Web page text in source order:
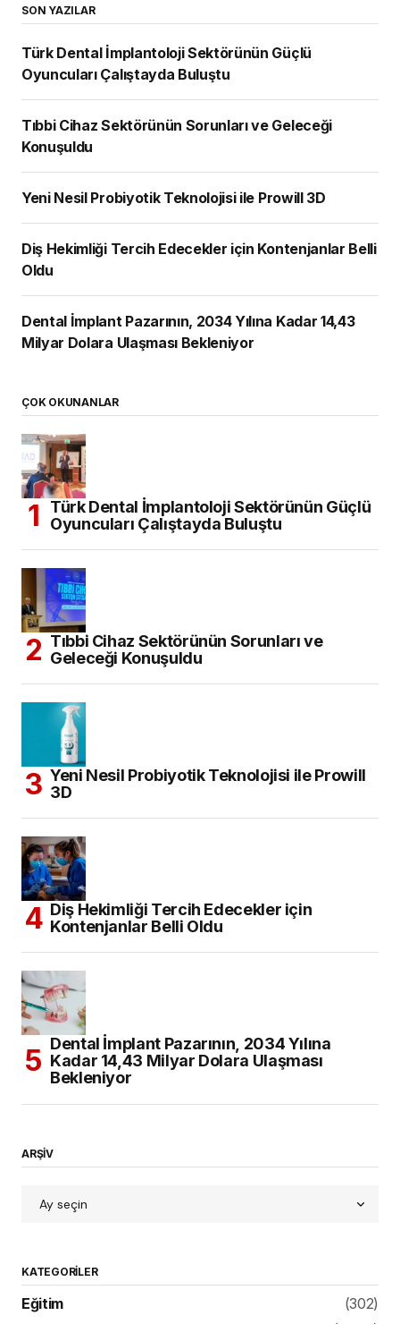
SON YAZILAR
Türk Dental İmplantoloji Sektörünün Güçlü
Oyuncuları Çalıştayda Buluştu
Tıbbi Cihaz Sektörünün Sorunları ve Geleceği
Konuşuldu
Yeni Nesil Probiyotik Teknolojisi ile Prowill 3D
Diş Hekimliği Tercih Edecekler için Kontenjanlar Belli
Oldu
Dental İmplant Pazarının, 2034 Yılına Kadar 14,43
Milyar Dolara Ulaşması Bekleniyor
ÇOK OKUNANLAR
Türk Dental İmplantoloji Sektörünün Güçlü
Oyuncuları Çalıştayda Buluştu
Tıbbi Cihaz Sektörünün Sorunları ve
Geleceği Konuşuldu
Yeni Nesil Probiyotik Teknolojisi ile Prowill
3D
Diş Hekimliği Tercih Edecekler için
Kontenjanlar Belli Oldu
Dental İmplant Pazarının, 2034 Yılına
Kadar 14,43 Milyar Dolara Ulaşması
Bekleniyor
ARŞİV
KATEGORILER
Eğitim
(302)